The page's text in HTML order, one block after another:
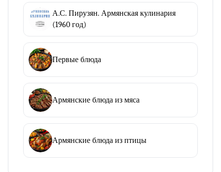
А.С. Пирузян. Армянская кулинария
(1960 год)
Первые блюда
Армянские блюда из мяса
Армянские блюда из птицы